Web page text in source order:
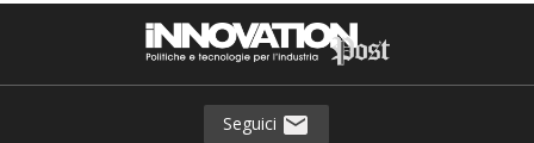
Seguici